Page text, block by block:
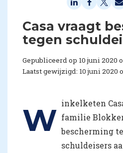
Casa vraagt
tegen
Gepubliceerd op 10 juni 2020
Laatst gewijzigd: 10 juni 2020
W inkelketen
familie
bescherming
schuldeisers